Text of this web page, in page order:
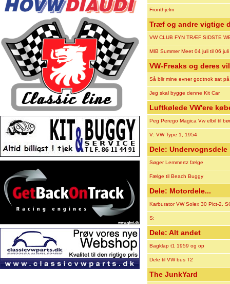
Fronthjelm
Træf og andre vigtige
VW CLUB FYN TRÆF SIDSTE
ÅR
MIB Summer Meet 04 juli til 06
VW-Freaks og deres
Så blir mine evner godtnok sat
Jeg skal bygge denne Kit Car
Luftkølede VW'ere
Peg Perego Magica Vw elbil til
V: VW Type 1, 1954
Dele: Undervognsdele
Søger Lemmertz fælge
Fælge til Beach Buggy
Dele: Motordele...
Karburator VW Solex 30 Pict-2.
S:
Dele: Alt andet
Bagklap t1 1959 og op
Dele til VW bus T2
The JunkYard